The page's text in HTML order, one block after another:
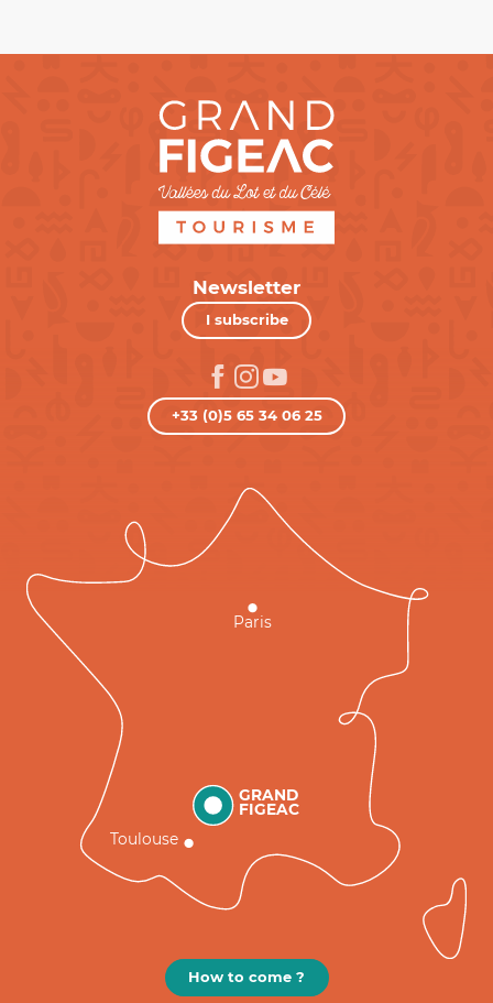
Newsletter
I subscribe
+33 (0)5 65 34 06 25
GRAND
FIGEAC
Toulouse
Paris
How to come ?